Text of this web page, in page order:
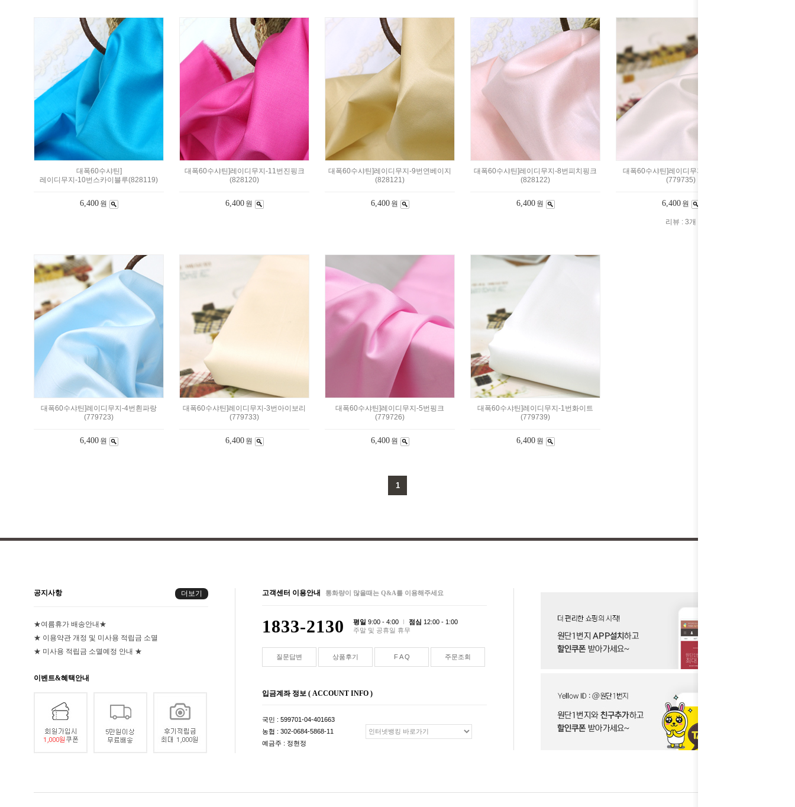
대폭60수샤틴]
레이디무지-10번스카이블루(828119)
6,400 원
대폭60수샤틴]레이디무지-11번진핑크
(828120)
6,400 원
대폭60수샤틴]레이디무지-9번연베이지
(828121)
6,400 원
대폭60수샤틴]레이디무지-8번피치핑크
(828122)
6,400 원
대폭60수샤틴]레이디무지-2번백아이
(779735)
6,400 원
리뷰 : 3개
대폭60수샤틴]레이디무지-4번흰파랑
(779723)
6,400 원
대폭60수샤틴]레이디무지-3번아이보리
(779733)
6,400 원
대폭60수샤틴]레이디무지-5번핑크
(779726)
6,400 원
대폭60수샤틴]레이디무지-1번화이트
(779739)
6,400 원
1
공지사항 더보기
★여름휴가 배송안내★
★ 이용약관 개정 및 미사용 적립금 소멸
★ 미사용 적립금 소멸예정 안내 ★
이벤트&혜택안내
고객센터 이용안내 통화량이 많을때는 Q&A를 이용해주세요
1833-2130 평일 9:00 - 4:00 점심 12:00 - 1:00
주말 및 공휴일 휴무
질문답변 상품후기 F A Q 주문조회
입금계좌 정보 ( ACCOUNT INFO )
국민 : 599701-04-401663
농협 : 302-0684-5868-11
예금주 : 정현정